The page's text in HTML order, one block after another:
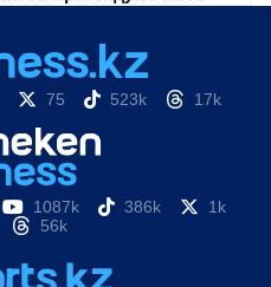
75 523k 17k
1087k 386k
1k
56k